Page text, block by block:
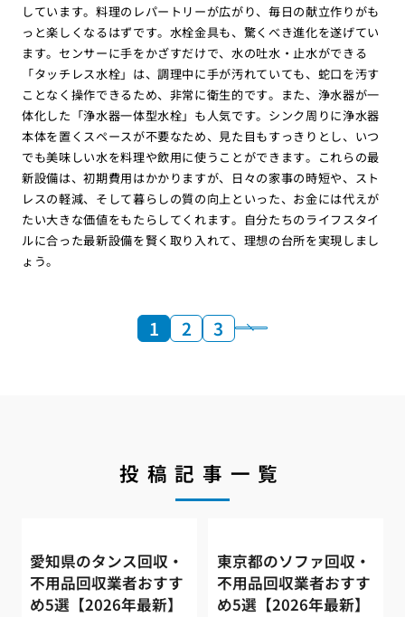
しています。料理のレパートリーが広がり、毎日の献立作りがも
っと楽しくなるはずです。水栓金具も、驚くべき進化を遂げてい
ます。センサーに手をかざすだけで、水の吐水・止水ができる
「タッチレス水栓」は、調理中に手が汚れていても、蛇口を汚す
ことなく操作できるため、非常に衛生的です。また、浄水器が一
体化した「浄水器一体型水栓」も人気です。シンク周りに浄水器
本体を置くスペースが不要なため、見た目もすっきりとし、いつ
でも美味しい水を料理や飲用に使うことができます。これらの最
新設備は、初期費用はかかりますが、日々の家事の時短や、スト
レスの軽減、そして暮らしの質の向上といった、お金には代えが
たい大きな価値をもたらしてくれます。自分たちのライフスタイ
ルに合った最新設備を賢く取り入れて、理想の台所を実現しまし
ょう。
1 2 3
投稿記事一覧
愛知県のタンス回収・
不用品回収業者おすす
め5選【2026年最新】
東京都のソファ回収・
不用品回収業者おすす
め5選【2026年最新】